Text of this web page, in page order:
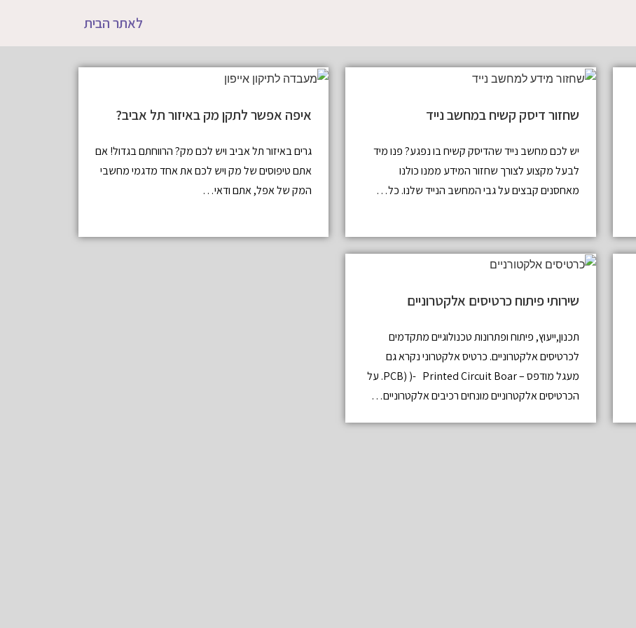
לאתר הבית
שחזור דיסק קשיח במחשב נייד
יש לכם מחשב נייד שהדיסק קשיח בו נפגע? פנו מיד
לבעל מקצוע לצורך שחזור המידע ממנו כולנו
מאחסנים קבצים על גבי המחשב הנייד שלנו. כל…
איפה אפשר לתקן מק באיזור תל אביב?
גרים באיזור תל אביב ויש לכם מק? הרווחתם בגדול! אם
אתם טיפוסים של מק ויש לכם את אחד מדגמי מחשבי
המק של אפל, אתם ודאי…
שירותי פיתוח כרטיסים אלקטרוניים
תכנון,ייעוץ, פיתוח ופתרונות טכנולוגיים מתקדמים
לכרטיסים אלקטרוניים. כרטיס אלקטרוני נקרא גם
מעגל מודפס – PCB) )- Printed Circuit Boar. על
הכרטיסים אלקטרוניים מונחים רכיבים אלקטרוניים…